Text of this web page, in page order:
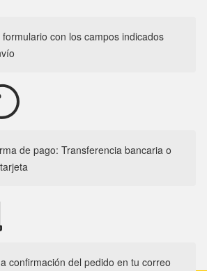
formulario con los campos indicados
de pago: Transferencia bancaria o
confirmación del pedido en tu correo